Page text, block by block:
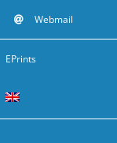
Webmail
EPrints